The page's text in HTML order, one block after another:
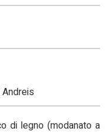
di legno (modanato a